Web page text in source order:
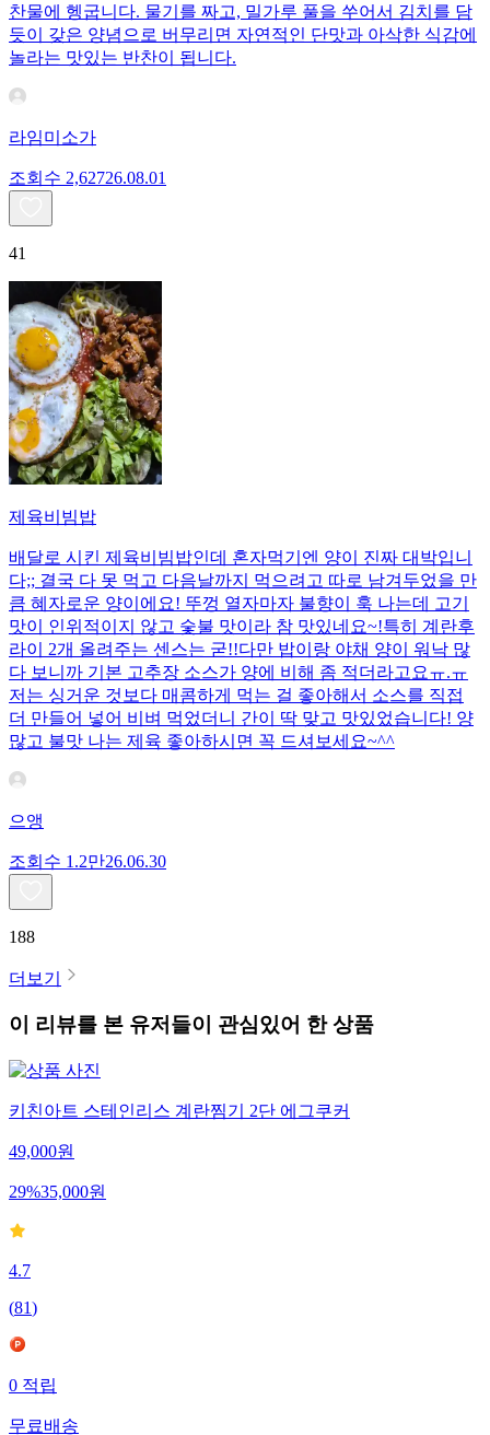
찬물에 헹굽니다. 물기를 짜고, 밀가루 풀을 쑤어서 김치를 담
듯이 갖은 양념으로 버무리면 자연적인 단맛과 아삭한 식감에
놀라는 맛있는 반찬이 됩니다.
라임미소가
조회수 2,62726.08.01
41
제육비빔밥
배달로 시킨 제육비빔밥인데 혼자먹기엔 양이 진짜 대박입니
다;; 결국 다 못 먹고 다음날까지 먹으려고 따로 남겨두었을 만
큼 혜자로운 양이에요! 뚜껑 열자마자 불향이 훅 나는데 고기
맛이 인위적이지 않고 숯불 맛이라 참 맛있네요~!특히 계란후
라이 2개 올려주는 센스는 굳!! ​다만 밥이랑 야채 양이 워낙 많
다 보니까 기본 고추장 소스가 양에 비해 좀 적더라고요ㅠ.ㅠ
저는 싱거운 것보다 매콤하게 먹는 걸 좋아해서 소스를 직접
더 만들어 넣어 비벼 먹었더니 간이 딱 맞고 맛있었습니다! 양
많고 불맛 나는 제육 좋아하시면 꼭 드셔보세요~^^
으앵
조회수 1.2만26.06.30
188
더보기
이 리뷰를 본 유저들이 관심있어 한 상품
키친아트 스테인리스 계란찜기 2단 에그쿠커
49,000원
29%35,000원
4.7
(81)
0 적립
무료배송